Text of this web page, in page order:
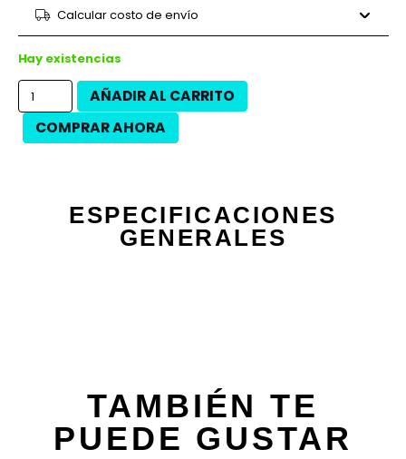
12 cuotas $220.400
9 cuotasCalcular costo de envío
Hay existencias
AÑADIR AL CARRITO
COMPRAR AHORA
ESPECIFICACIONES
GENERALES
TAMBIÉN TE
PUEDE GUSTAR